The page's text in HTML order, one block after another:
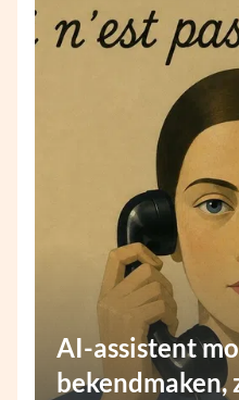
AI-assistent
bekendmaken,